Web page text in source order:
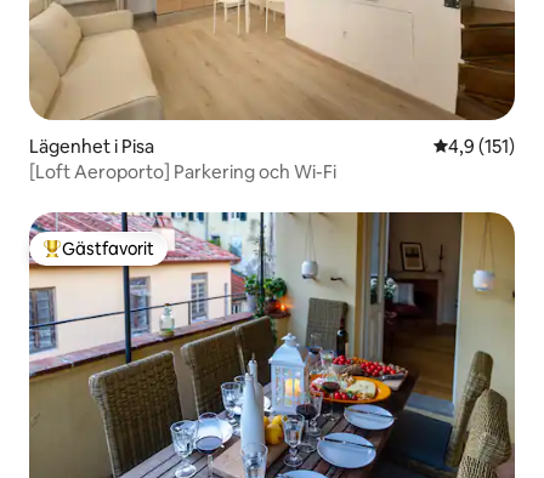
Lägenhet i Pisa 4,9 av 5 i
4,9 (151)
[Loft Aeroporto] Parkering och Wi-Fi
Populär gästfavorit
Gästfavorit